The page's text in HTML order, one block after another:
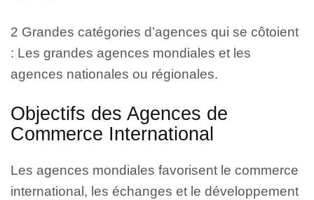
2 Grandes catégories d’agences qui se côtoient
: Les grandes agences mondiales et les
agences nationales ou régionales.
Objectifs des Agences de
Commerce International
Les agences mondiales favorisent le commerce
international, les échanges et le développement